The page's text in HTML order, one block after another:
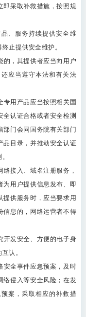
即采取补救措施，按照规
、服务持续提供安全维
止提供安全维护。
的，其提供者应当向用户
应当遵守本法和有关法
用产品应当按照相关国
认证合格或者安全检测
部门会同国务院有关部门
品目录，并推动安全认证
接入、域名注册服务，
为用户提供信息发布、即
提供服务时，应当要求用
信息的，网络运营者不得
开发安全、方便的电子身
认。
全事件应急预案，及时
络侵入等安全风险；在发
案，采取相应的补救措